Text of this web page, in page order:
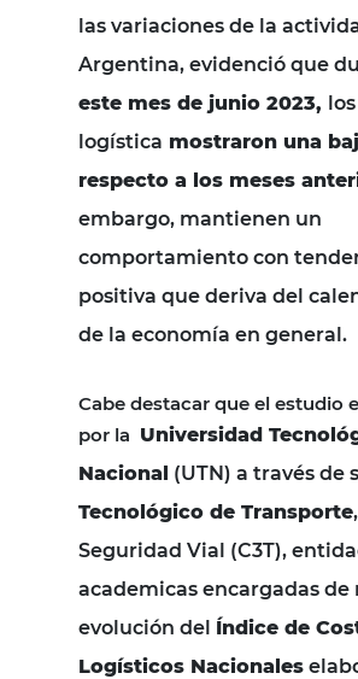
las variaciones de la
Argentina, evidenció que
este mes de junio 2023,
logística mostraron una
respecto a los meses
embargo, mantienen un
comportamiento con
positiva que deriva del
de la economía en general.
Cabe destacar que el estudio
por la Universidad
Nacional (UTN) a través de
Tecnológico de Transporte
Seguridad Vial (C3T),
academicas encargadas de
evolución del Índice de
Logísticos Nacionales